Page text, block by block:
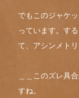
でもこのジャケ
っています。す
て、アシンメト
＿＿このズレ具
すね。